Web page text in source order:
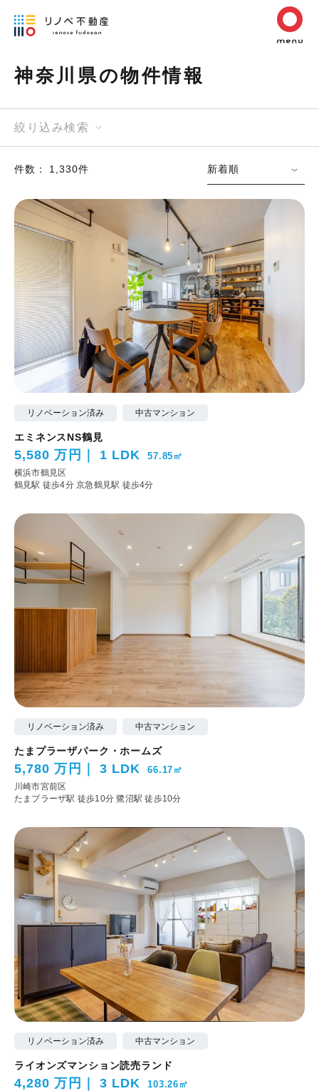
神奈川県の物件情報
絞り込み検索
件数： 1,330件 新着順
リノベーション済み 中古マンション
エミネンスNS鶴見
5,580 万円 1 LDK 57.85㎡
横浜市鶴見区
鶴見駅 徒歩4分京急鶴見駅 徒歩4分
リノベーション済み 中古マンション
たまプラーザパーク・ホームズ
5,780 万円 3 LDK 66.17㎡
川崎市宮前区
たまプラーザ駅 徒歩10分鷺沼駅 徒歩10分
リノベーション済み 中古マンション
ライオンズマンション読売ランド
4,280 万円 3 LDK 103.26㎡